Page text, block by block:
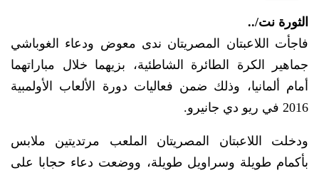
الثورة نت/..
فاجأت اللاعبتان المصريتان ندى معوض ودعاء الغوباشي
جماهير الكرة الطائرة الشاطئية، بزيهما خلال مباراتهما
أمام ألمانيا، وذلك ضمن فعاليات دورة الألعاب الأولمبية
2016 في ريو دي جانيرو.
ودخلت اللاعبتان المصريتان الملعب مرتديتين ملابس
بأكمام طويلة وسراويل طويلة، ووضعت دعاء حجابا على